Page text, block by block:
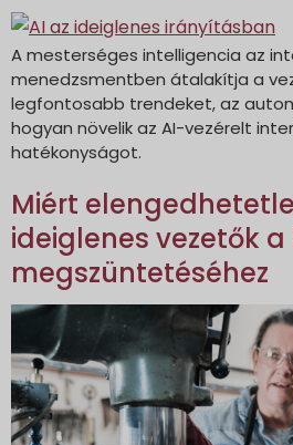
A mesterséges intelligencia az
menedzsmentben átalakítja a
legfontosabb trendeket, az
hogyan növelik az AI-vezérelt
hatékonyságot.
Miért
ideiglenes vezetők
megszüntetéséhez